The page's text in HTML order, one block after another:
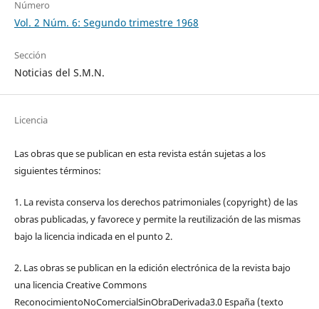
Número
Vol. 2 Núm. 6: Segundo trimestre 1968
Sección
Noticias del S.M.N.
Licencia
Las obras que se publican en esta revista están sujetas a los
siguientes términos:
1. La revista conserva los derechos patrimoniales (copyright) de las
obras publicadas, y favorece y permite la reutilización de las mismas
bajo la licencia indicada en el punto 2.
2. Las obras se publican en la edición electrónica de la revista bajo
una licencia Creative Commons
ReconocimientoNoComercialSinObraDerivada3.0 España (texto